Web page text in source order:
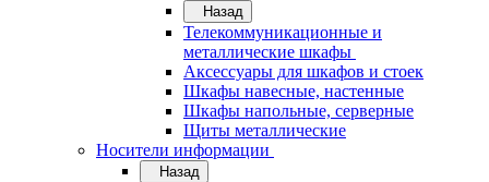
Назад
Телекоммуникационные и
металлические шкафы
Аксессуары для шкафов и стоек
Шкафы навесные, настенные
Шкафы напольные, серверные
Щиты металлические
Носители информации
Назад